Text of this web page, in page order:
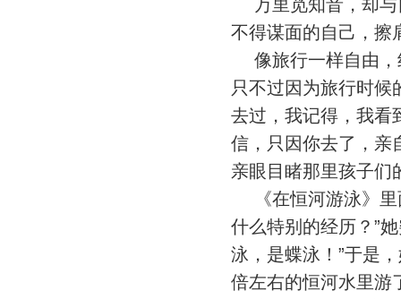
万里觅知音，却与
不得谋面的自己，擦
像旅行一样自由，
只不过因为旅行时候
去过，我记得，我
信，只因你去了，亲
亲眼目睹那里孩子们
《在恒河游泳》里
什么特别的经历？”
泳，是蝶泳！”于是
倍左右的恒河水里游